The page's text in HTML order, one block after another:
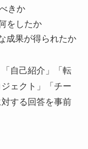
きか
をしたか
成果が得られたか
自己紹介」「転
ェクト」「チー
する回答を事前